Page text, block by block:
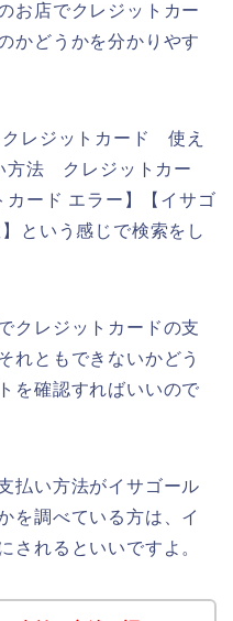
お店でクレジットカー
かどうかを分かりやす
クレジットカード 使え
方法 クレジットカー
カード エラー】【イサゴ
という感じで検索をし
クレジットカードの支
れともできないかどう
を確認すればいいので
払い方法がイサゴール
を調べている方は、イ
されるといいですよ。